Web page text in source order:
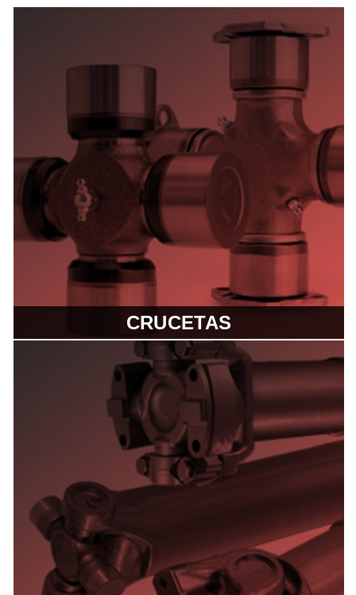
CRUCETAS
Las Crucetas Spicer® están
diseñadas para garantizar máximo
rendimiento superando ampliamente
a la competencia. Las crucetas son
usadas en vehículos livianos y
pesados.